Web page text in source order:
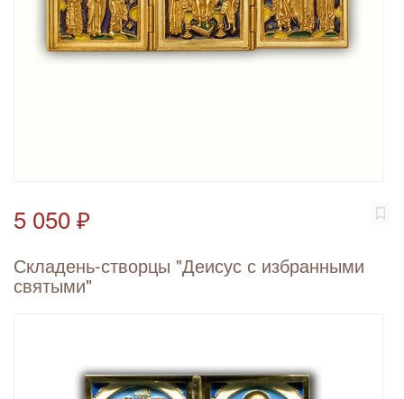
5 050 ₽
Складень-створцы "Деисус с избранными
святыми"